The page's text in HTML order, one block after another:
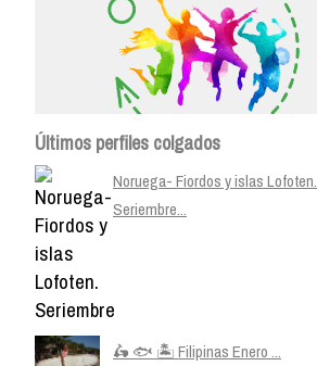
Últimos perfiles colgados
Noruega- Fiordos y islas Lofoten.
Seriembre...
🛵 🐟 🏝️ Filipinas Enero ...